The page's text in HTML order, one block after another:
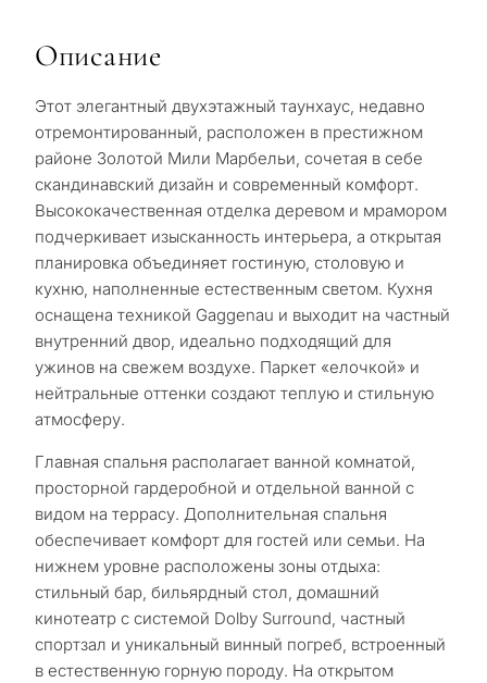
Описание
Этот элегантный двухэтажный таунхаус, недавно
отремонтированный, расположен в престижном
районе Золотой Мили Марбельи, сочетая в себе
скандинавский дизайн и современный комфорт.
Высококачественная отделка деревом и мрамором
подчеркивает изысканность интерьера, а открытая
планировка объединяет гостиную, столовую и
кухню, наполненные естественным светом. Кухня
оснащена техникой Gaggenau и выходит на частный
внутренний двор, идеально подходящий для
ужинов на свежем воздухе. Паркет «елочкой» и
нейтральные оттенки создают теплую и стильную
атмосферу.
Главная спальня располагает ванной комнатой,
просторной гардеробной и отдельной ванной с
видом на террасу. Дополнительная спальня
обеспечивает комфорт для гостей или семьи. На
нижнем уровне расположены зоны отдыха:
стильный бар, бильярдный стол, домашний
кинотеатр с системой Dolby Surround, частный
спортзал и уникальный винный погреб, встроенный
в естественную горную породу. На открытом